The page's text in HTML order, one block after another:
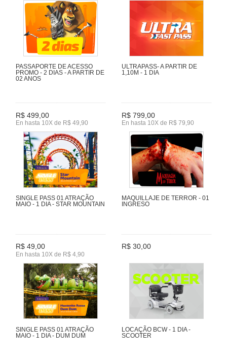
PASSAPORTE DE ACESSO
PROMO - 2 DIAS - A PARTIR DE
02 ANOS
R$ 499,00
En hasta 10X de R$ 49,90
ULTRAPASS- A PARTIR DE
1,10M - 1 DIA
R$ 799,00
En hasta 10X de R$ 79,90
SINGLE PASS 01 ATRAÇÃO
MAIO - 1 DIA - STAR MOUNTAIN
R$ 49,00
En hasta 10X de R$ 4,90
MAQUILLAJE DE TERROR - 01
INGRESO
R$ 30,00
SINGLE PASS 01 ATRAÇÃO
MAIO - 1 DIA - DUM DUM
LOCAÇÃO BCW - 1 DIA -
SCOOTER